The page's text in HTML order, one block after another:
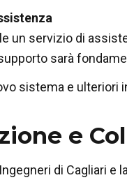
un servizio di
sarà
sistema e
e
Ingegneri di Cagliari